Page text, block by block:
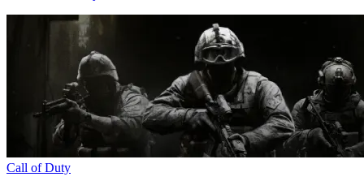
Call of Duty